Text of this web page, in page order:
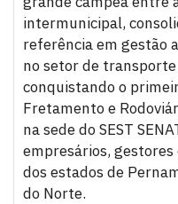
intermunicipal,
referência em gestão
no setor de transporte
conquistando o
Fretamento e
na sede do SEST
empresários,
dos estados de
do Norte.